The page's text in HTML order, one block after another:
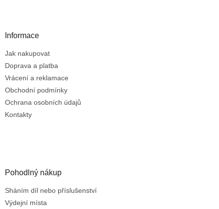
Informace
Jak nakupovat
Doprava a platba
Vrácení a reklamace
Obchodní podmínky
Ochrana osobních údajů
Kontakty
Pohodlný nákup
Sháním díl nebo příslušenství
Výdejní místa